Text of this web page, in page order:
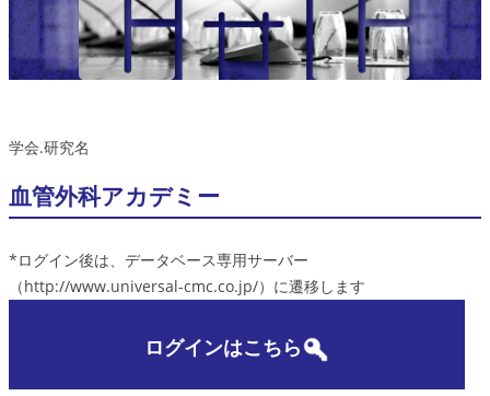
学会.研究名
血管外科アカデミー
*ログイン後は、データベース専用サーバー
（http://www.universal-cmc.co.jp/）に遷移します
ログインはこちら